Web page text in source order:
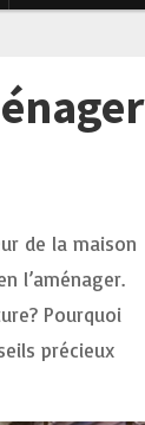
de la maison
l’aménager.
? Pourquoi
précieux